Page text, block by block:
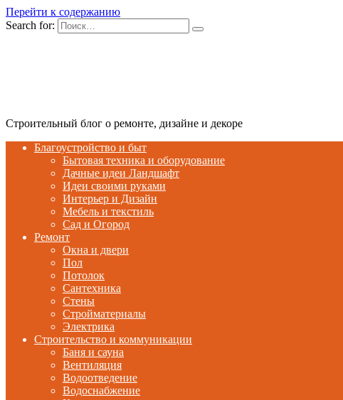
Перейти к содержанию
Search for:
Строительный блог о ремонте, дизайне и декоре
Благоустройство и быт
Бытовая техника и оборудование
Дачные идеи Ландшафт
Идеи своими руками
Интерьер и Дизайн
Мебель и текстиль
Сад и Огород
Ремонт
Окна и двери
Пол
Потолок
Сантехника
Стены
Стройматериалы
Электрика
Строительство и коммуникации
Баня и сауна
Вентиляция
Водоотведение
Водоснабжение